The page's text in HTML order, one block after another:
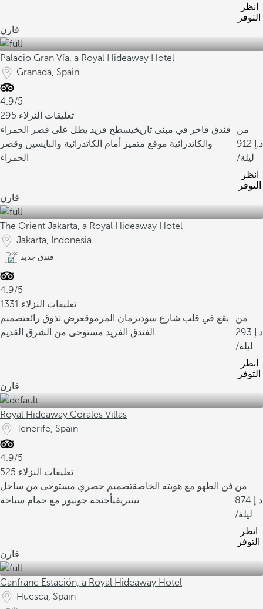
انظر
التوفر
قارن
Palacio Gran Vía, a Royal Hideaway Hotel
Granada, Spain
4.9/5
295 تعليقات النزلاء
فندق فاخر في مبنى تاريخيسطح فريد يطل على قصر الحمراء
والكاتدرائية موقع متميز أمام الكاتدرائية والبايسين وقصر
الحمراء
من
912
/ليلة
انظر
التوفر
قارن
The Orient Jakarta, a Royal Hideaway Hotel
Jakarta, Indonesia
فندق جديد
4.9/5
1331 تعليقات النزلاء
يقع في قلب شارع سوديرمان المرموقعرض تذوق رائعتصميم
الفندق الفريد مستوحى من الشرق القديم
من
293
/ليلة
انظر
التوفر
قارن
Royal Hideaway Corales Villas
Tenerife, Spain
4.9/5
525 تعليقات النزلاء
فن الطهو مع هويته الخاصةتصميم حصري مستوحى من ساحل
تينيريفيأجنحة جونيور مع حمام سباحة
من
874
/ليلة
انظر
التوفر
قارن
Canfranc Estación, a Royal Hideaway Hotel
Huesca, Spain